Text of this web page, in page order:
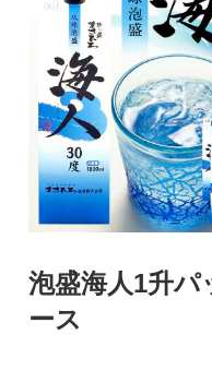
泡盛海人1升パ
ース